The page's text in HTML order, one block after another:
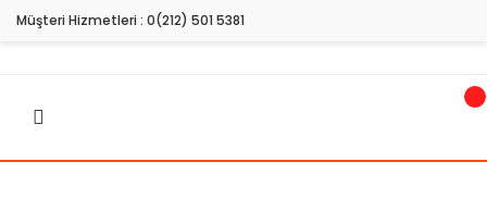
Müşteri Hizmetleri : 0(212) 501 5381